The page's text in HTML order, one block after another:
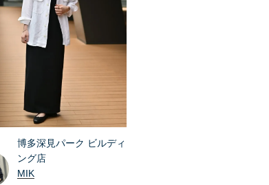
博多深見パーク ビルディ
ング店
MIK